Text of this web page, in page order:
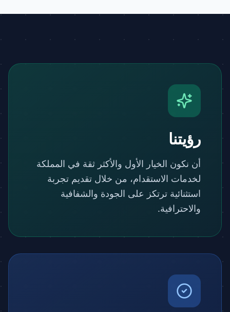
رؤيتنا
أن نكون الخيار الأول والأكثر ثقة في المملكة
لخدمات الاستقدام، من خلال تقديم تجربة
استثنائية ترتكز على الجودة والشفافية
والاحترافية.